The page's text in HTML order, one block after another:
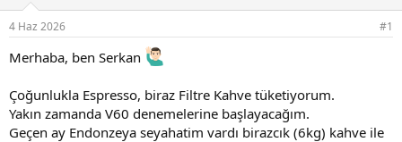
u
b
a
ş
l
t
a
n
ı
ç
t
r
i
h
4 Haz 2026 #1
Merhaba, ben Serkan
Çoğunlukla Espresso, biraz Filtre Kahve tüketiyorum.
Yakın zamanda V60 denemelerine başlayacağım.
Geçen ay Endonzeya seyahatim vardı birazcık (6kg) kahve ile